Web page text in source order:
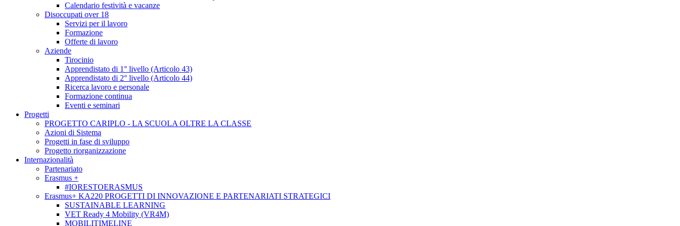
Calendario festività e vacanze
Disoccupati over 18
Servizi per il lavoro
Formazione
Offerte di lavoro
Aziende
Tirocinio
Apprendistato di 1° livello (Articolo 43)
Apprendistato di 2° livello (Articolo 44)
Ricerca lavoro e personale
Formazione continua
Eventi e seminari
Progetti
PROGETTO CARIPLO - LA SCUOLA OLTRE LA CLASSE
Azioni di Sistema
Progetti in fase di sviluppo
Progetto riorganizzazione
Internazionalità
Partenariato
Erasmus +
#IORESTOERASMUS
Erasmus+ KA220 PROGETTI DI INNOVAZIONE E PARTENARIATI STRATEGICI
SUSTAINABLE LEARNING
VET Ready 4 Mobility (VR4M)
MOBILITIMELINE